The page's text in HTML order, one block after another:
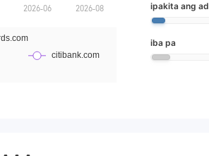
ipakita ang ad
iba pa